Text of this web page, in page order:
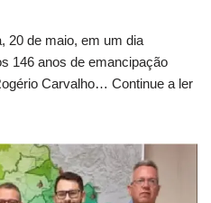
20 de maio, em um dia
146 anos de emancipação
Carvalho… Continue a ler